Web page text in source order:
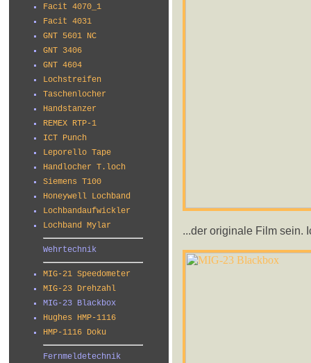
Facit 4070_1
Facit 4031
GNT 5601 NC
GNT 3406
GNT 4604
Lochstreifen
Taschenlocher
Handstanzer
REMEX RTP-1
ICT Punch
Leporello Tape
Handlocher T.loch
Siemens T100
Honeywell Lochband
Lochbandaufwickler
Lochband Mylar
Wehrtechnik
MIG-21 Speedometer
MIG-23 Drehzahl
MIG-23 Blackbox
Hughes HMP-1116
HMP-1116 Doku
Fernmeldetechnik
...der originale Film sein.